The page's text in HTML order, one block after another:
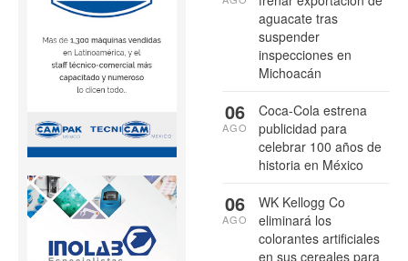
aguacate tras
suspender
inspecciones en
Michoacán
Coca-Cola estrena
publicidad para
celebrar 100 años de
historia en México
06
AGO
WK Kellogg Co
eliminará los
colorantes artificiales
en sus cereales para
06
AGO